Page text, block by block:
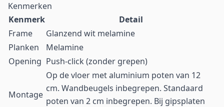
Kenmerken
Kenmerk
Detail
Frame
Glanzend wit melamine
Planken
Melamine
Opening Push-click (zonder grepen)
Montage
Op de vloer met aluminium poten van 12
cm. Wandbeugels inbegrepen. Standaard
poten van 2 cm inbegrepen. Bij gipsplaten